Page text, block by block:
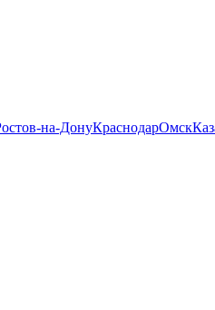
на-ДонуКраснодарОмск